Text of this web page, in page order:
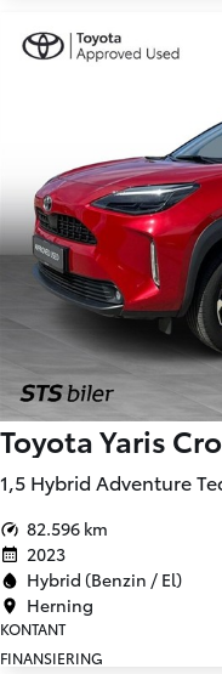
Toyota Yaris
1,5 Hybrid Adventure
82.596 km
2023
Hybrid (Benzin / El)
Herning
KONTANT
FINANSIERING